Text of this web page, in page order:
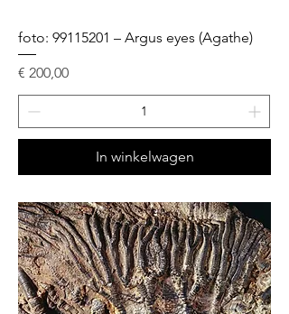
foto: 99115201 – Argus eyes (Agathe)
Prijs
€ 200,00
In winkelwagen